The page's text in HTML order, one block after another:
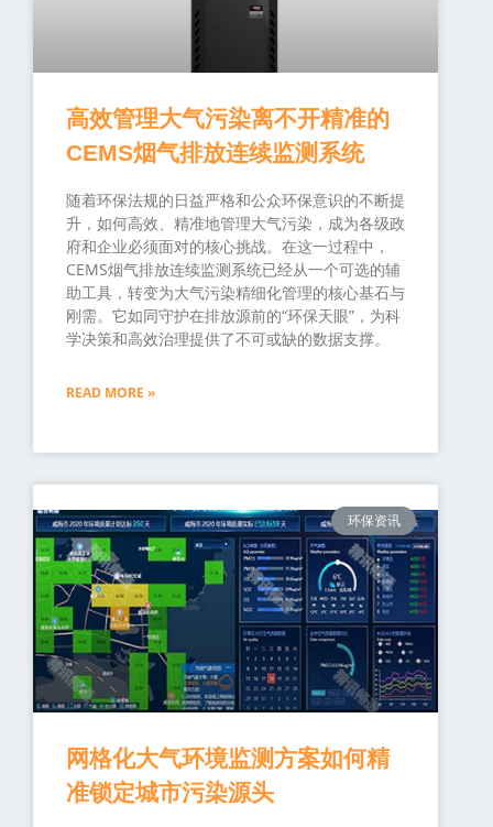
高效管理大气污染离不开精准的
CEMS烟气排放连续监测系统
随着环保法规的日益严格和公众环保意识的不断提
升，如何高效、精准地管理大气污染，成为各级政
府和企业必须面对的核心挑战。在这一过程中，
CEMS烟气排放连续监测系统已经从一个可选的辅
助工具，转变为大气污染精细化管理的核心基石与
刚需。它如同守护在排放源前的“环保天眼”，为科
学决策和高效治理提供了不可或缺的数据支撑。
READ MORE »
环保资讯
网格化大气环境监测方案如何精
准锁定城市污染源头